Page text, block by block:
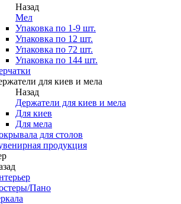
Назад
Мел
Упаковка по 1-9 шт.
Упаковка по 12 шт.
Упаковка по 72 шт.
Упаковка по 144 шт.
для киев и мела
Назад
Держатели для киев и мела
Для киев
Для мела
для столов
продукция
Пано